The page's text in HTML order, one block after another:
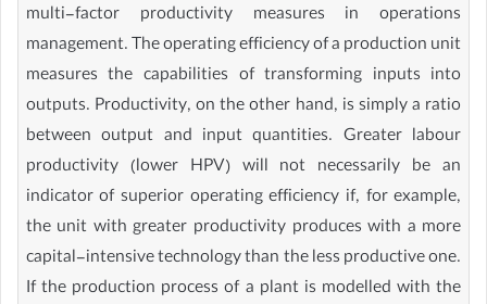
multi-factor productivity measures in operations
management. The operating efficiency of a production unit
measures the capabilities of transforming inputs into
outputs. Productivity, on the other hand, is simply a ratio
between output and input quantities. Greater labour
productivity (lower HPV) will not necessarily be an
indicator of superior operating efficiency if, for example,
the unit with greater productivity produces with a more
capital-intensive technology than the less productive one.
If the production process of a plant is modelled with the